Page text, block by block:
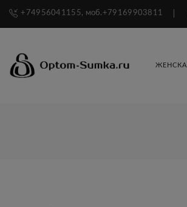
+74956041155, моб.+79169903811